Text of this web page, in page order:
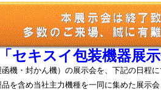
「セキスイ包装機器展
機・封かん機）の展示会を、下記の日程
を含め当社主力機種を一同に集めた展示